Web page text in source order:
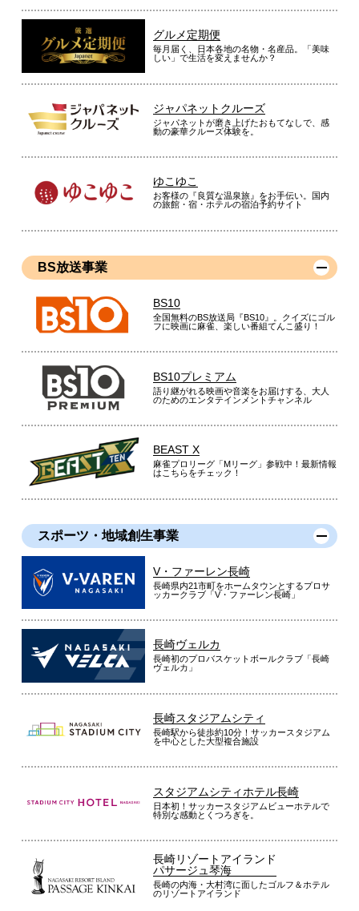
グルメ定期便
毎月届く、日本各地の名物・名産品。「美味
しい」で生活を変えませんか？
ジャパネットクルーズ
ジャパネットが磨き上げたおもてなしで、感
動の豪華クルーズ体験を。
ゆこゆこ
お客様の『良質な温泉旅』をお手伝い。国内
の旅館・宿・ホテルの宿泊予約サイト
BS放送事業
BS10
全国無料のBS放送局『BS10』。クイズにゴル
フに映画に麻雀、楽しい番組てんこ盛り！
BS10プレミアム
語り継がれる映画や音楽をお届けする、大人
のためのエンタテインメントチャンネル
BEAST X
麻雀プロリーグ「Mリーグ」参戦中！最新情報
はこちらをチェック！
スポーツ・地域創生事業
V・ファーレン長崎
長崎県内21市町をホームタウンとするプロサ
ッカークラブ「V・ファーレン長崎」
長崎ヴェルカ
長崎初のプロバスケットボールクラブ「長崎
ヴェルカ」
長崎スタジアムシティ
長崎駅から徒歩約10分！サッカースタジアム
を中心とした大型複合施設
スタジアムシティホテル長崎
日本初！サッカースタジアムビューホテルで
特別な感動とくつろぎを。
長崎リゾートアイランド
パサージュ琴海
長崎の内海・大村湾に面したゴルフ＆ホテル
のリゾートアイランド